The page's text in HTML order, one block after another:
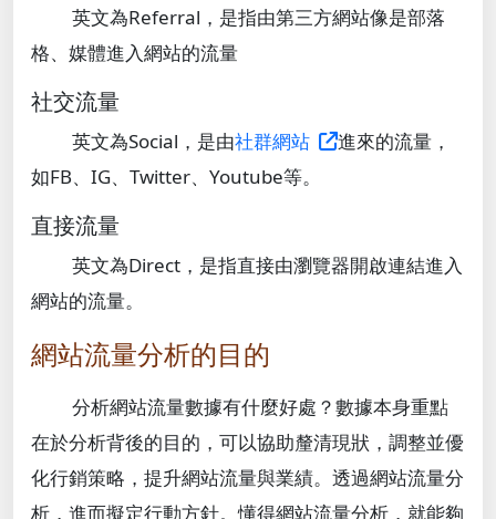
英文為Referral ，是指由第三方網站像是部落
格、媒體進入網站的流量
社交流量
英文為Social ，是由社群網站
進來的流量，
如FB、IG、Twitter、Youtube等。
直接流量
英文為Direct，是指直接由瀏覽器開啟連結進入
網站的流量。
網站流量分析的目的
分析網站流量數據有什麼好處？數據本身重點
在於分析背後的目的，可以協助釐清現狀，調整並優
化行銷策略，提升網站流量與業績。透過網站流量分
析，進而擬定行動方針。懂得網站流量分析，就能夠